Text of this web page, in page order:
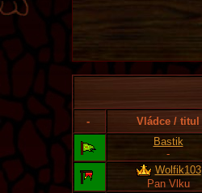
- Vládce / titul
Bastik
-
Wolfik103
Pan Vlku